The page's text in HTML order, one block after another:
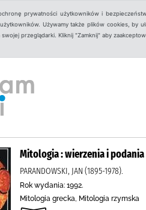
prywatności użytkowników i
Używamy także plików cookies, by
przeglądarki. Kliknij "Zamknij" aby
Mitologia : wierzenia i
PARANDOWSKI, JAN (1895-1978).
Rok wydania: 1992.
Mitologia grecka, Mitologia rzymska